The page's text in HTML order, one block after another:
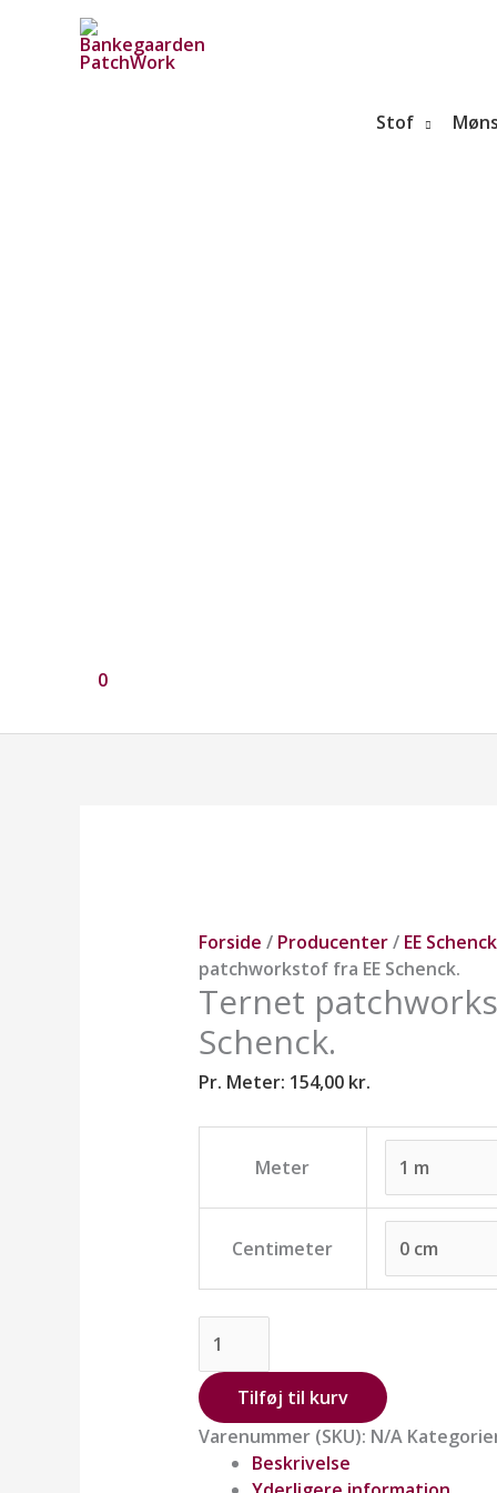
indholdet
Stof
0
Forside / Producenter/ EE Schenck
patchworkstof fra EE Schenck.
Ternet
Schenck.
Pr. Meter: 154,00 kr.
Meter
Centimeter
antal
Tilføj til kurv
Varenummer (SKU): N/A
Beskrivelse